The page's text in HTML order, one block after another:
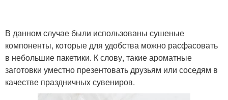
В данном случае были использованы сушеные
компоненты, которые для удобства можно расфасовать
в небольшие пакетики. К слову, такие ароматные
заготовки уместно презентовать друзьям или соседям в
качестве праздничных сувениров.